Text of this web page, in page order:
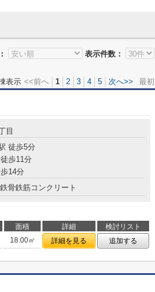
表示件数：
表示 <<前へ 1 2 3 4 5 次へ>> 最初
目
徒歩5分
徒歩11分
14分
鉄骨鉄筋コンクリート
面積 詳細
検討リスト
18.00㎡ 詳細を見る 追加する